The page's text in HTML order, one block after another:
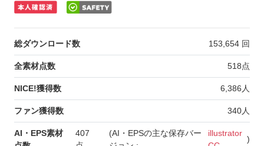
総ダウンロード数 153,654 回
全素材点数 518点
NICE!獲得数 6,386 人
ファン獲得数 340人
AI・EPS素材
407
(AI・EPSの主な保存バー
illustrator
)